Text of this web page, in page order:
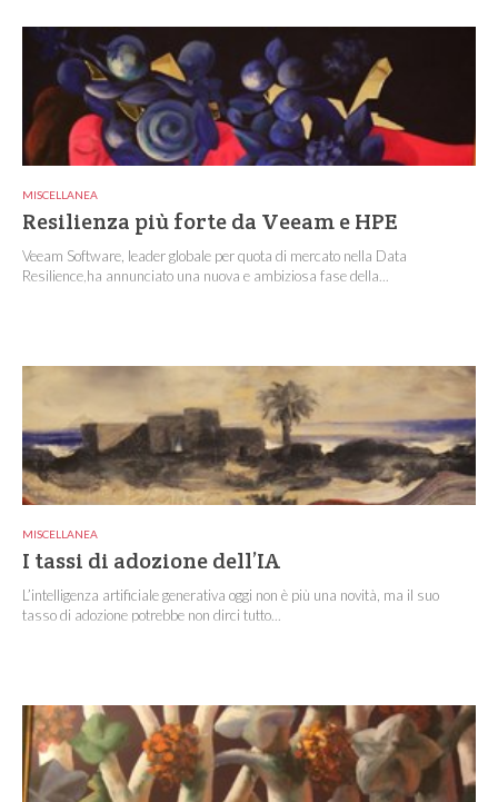
MISCELLANEA
Resilienza più forte da Veeam e HPE
Veeam Software, leader globale per quota di mercato nella Data
Resilience,ha annunciato una nuova e ambiziosa fase della...
MISCELLANEA
I tassi di adozione dell’IA
L’intelligenza artificiale generativa oggi non è più una novità, ma il suo
tasso di adozione potrebbe non dirci tutto...